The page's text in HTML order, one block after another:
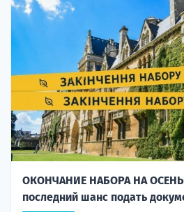
ОКОНЧАНИЕ НАБОРА НА ОСЕНЬ
последний шанс подать